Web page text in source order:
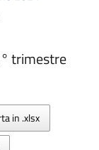
trimestre
in .xlsx